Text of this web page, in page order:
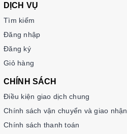
DỊCH VỤ
Tìm kiếm
Đăng nhập
Đăng ký
Giỏ hàng
CHÍNH SÁCH
Điều kiện giao dịch chung
Chính sách vận chuyển và giao nhận
Chính sách thanh toán